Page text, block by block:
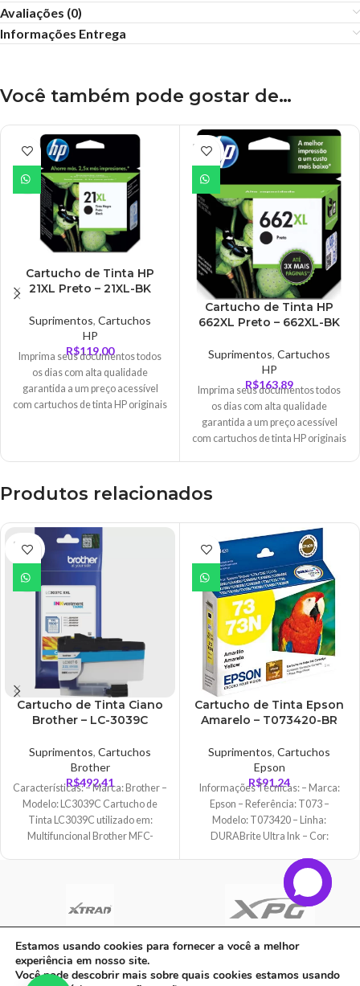
Avaliações (0)
Informações Entrega
Você também pode gostar de…
Cartucho de Tinta HP
21XL Preto – 21XL-BK
Suprimentos, Cartuchos
HP
R$119,00
Imprima seus documentos todos
os dias com alta qualidade
garantida a um preço acessível
com cartuchos de tinta HP originais
resultados consistentes.
ESGO
TADO
Cartucho de Tinta HP
662XL Preto – 662XL-BK
Suprimentos, Cartuchos
HP
R$163,89
Imprima seus documentos todos
os dias com alta qualidade
garantida a um preço acessível
com cartuchos de tinta HP originais
desempenho sem preocupações e
Produtos relacionados
ESGO
TADO
Cartucho de Tinta Ciano
Brother – LC-3039C
Suprimentos, Cartuchos
Brother
R$492,41
Características: – Marca: Brother –
Modelo: LC3039C Cartucho de
Tinta LC3039C utilizado em:
Multifuncional Brother MFC-
Cartucho de Tinta Epson
Amarelo – T073420-BR
Suprimentos, Cartuchos
Epson
R$91,24
Informações Técnicas: – Marca:
Epson – Referência: T073 –
Modelo: T073420 – Linha:
DURABrite Ultra Ink – Cor:
C A Informatica Ltda | CNPJ: 33.482.008/0001-90 | Avenida Dos Ipês,
QD31 LT23, Bairro Cidade Jardim, CEP: 68.515-000 - | PARAUAPEBAS-
Estamos usando cookies para fornecer a você a melhor
experiência em nosso site.
Você pode descobrir mais sobre quais cookies estamos usando